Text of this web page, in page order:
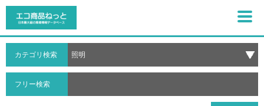
カテゴリ検索
フリー検索